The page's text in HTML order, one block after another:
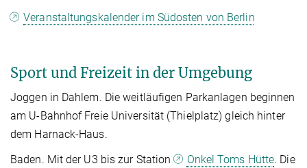
Veranstaltungskalender im Südosten von Berlin
Sport und Freizeit in der Umgebung
Joggen in Dahlem. Die weitläufigen Parkanlagen beginnen
am U-Bahnhof Freie Universität (Thielplatz) gleich hinter
dem Harnack-Haus.
Baden. Mit der U3 bis zur Station
Onkel Toms Hütte. Die